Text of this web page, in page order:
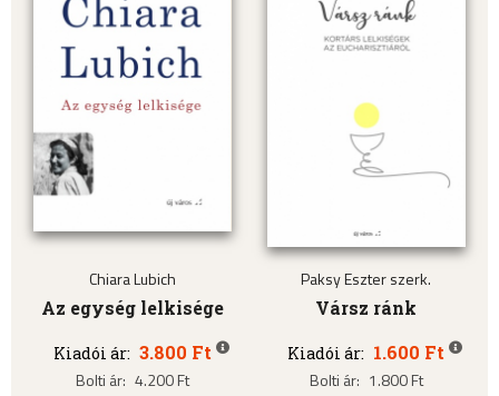
Chiara Lubich
Az egység lelkisége
Kiadói ár: 3.800 Ft
Bolti ár: 4.200 Ft
Paksy Eszter szerk.
Vársz ránk
Kiadói ár: 1.600 Ft
Bolti ár: 1.800 Ft